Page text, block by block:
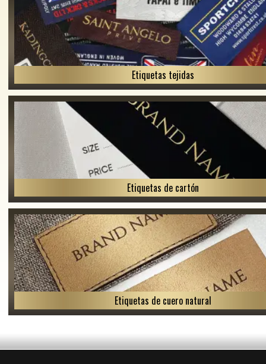
Etiquetas tejidas
Etiquetas de cartón
Etiquetas de cuero natural